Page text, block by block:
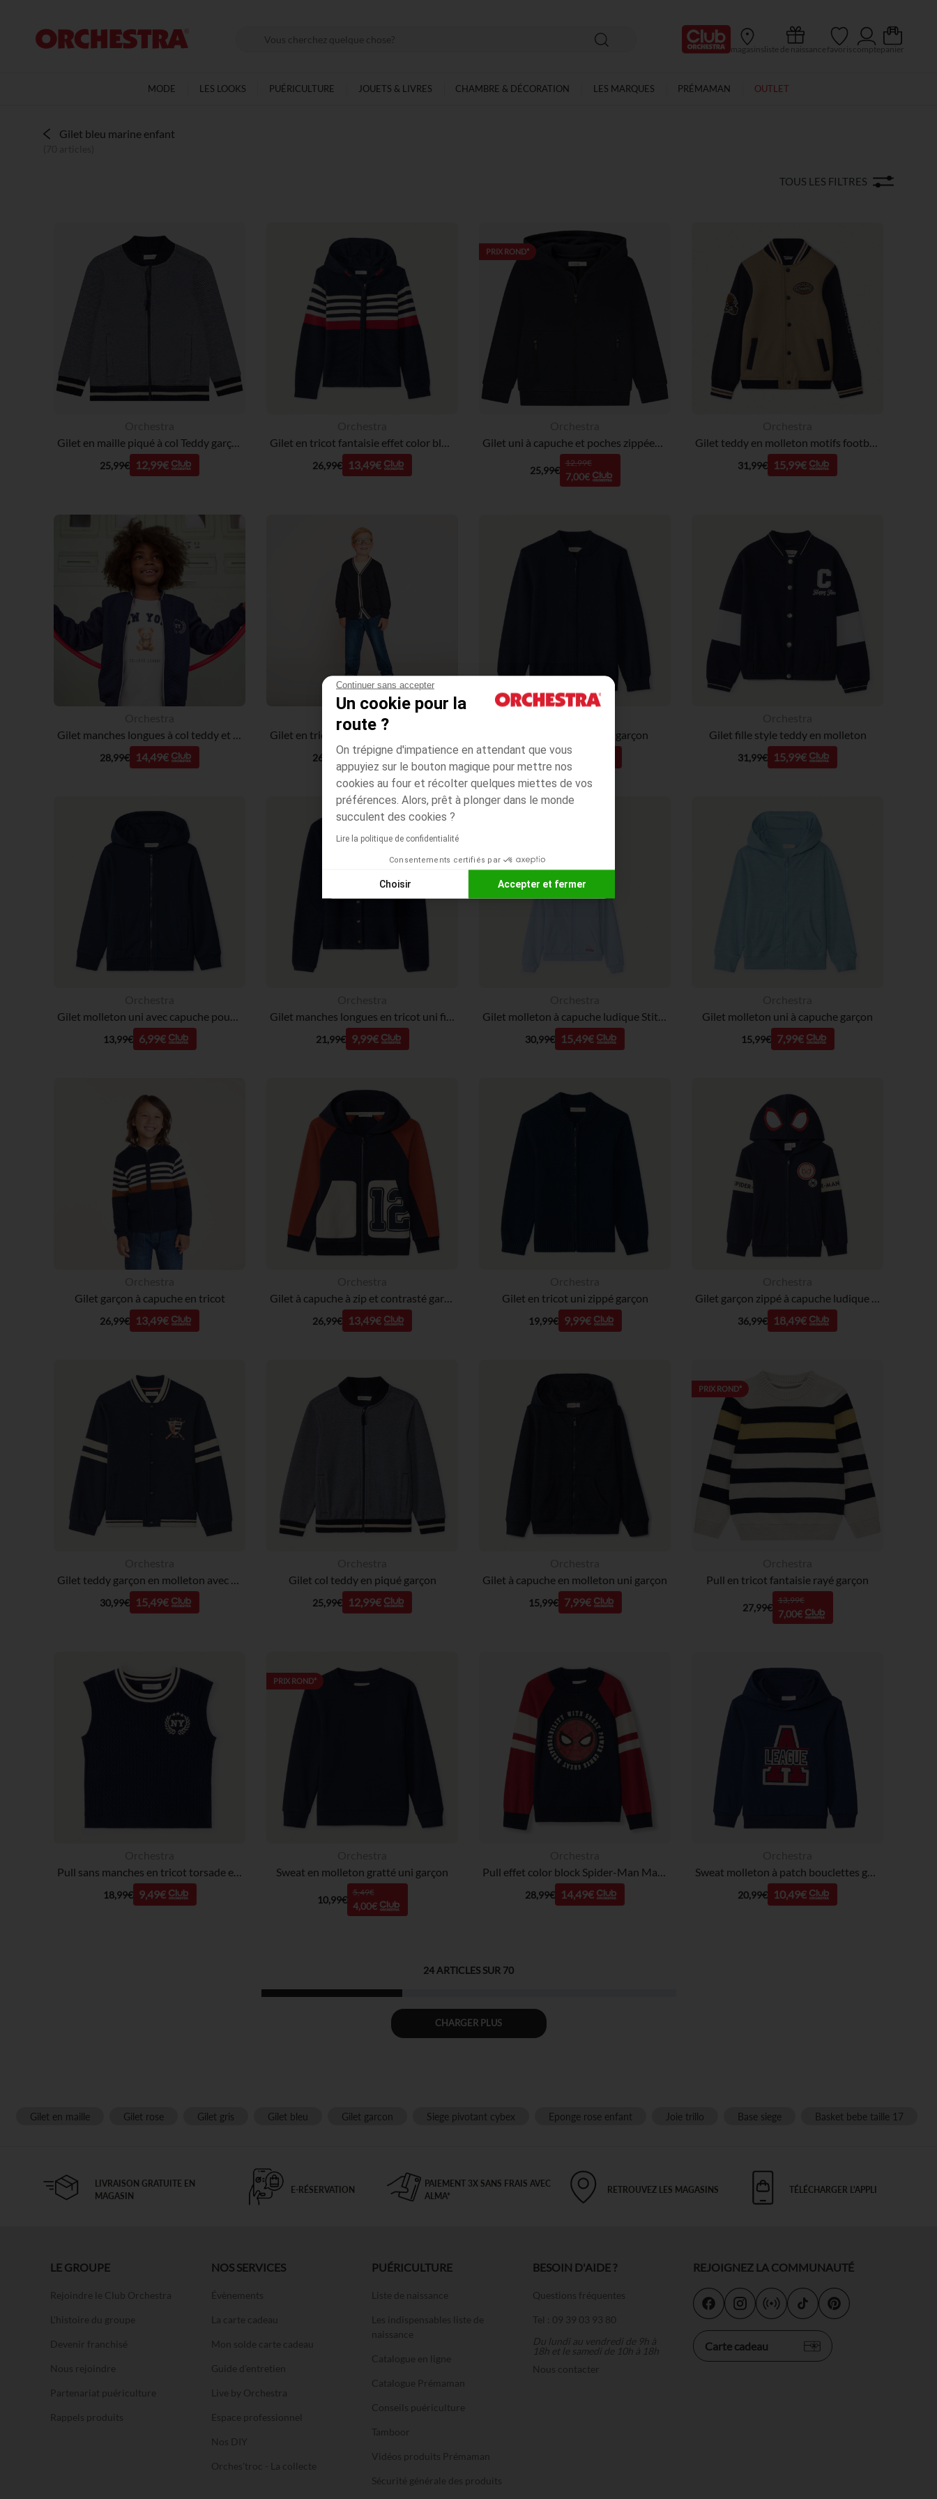
Continuer sans accepter
Un cookie pour la
route ?
On trépigne d'impatience en attendant que vous
appuyiez sur le bouton magique pour mettre nos
cookies au four et récolter quelques miettes de vos
préférences. Alors, prêt à plonger dans le monde
succulent des cookies ?
Lire la politique de confidentialité
Consentements certifiés par
Choisir Accepter et fermer
Axeptio consent
Plateforme de Gestion du Consentement : Personnalisez vos Options
Notre plateforme vous permet d'adapter et de gérer vos paramètres de confidentialité, en garantissant la conformité avec
Ma Carte Club
magasins liste de naissance favoris compte panier
MODE LES LOOKS PUÉRICULTURE JOUETS & LIVRES CHAMBRE & DÉCORATION LES MARQUES PRÉMAMAN OUTLET
Gilet bleu marine enfant
TOUS LES FILTRES
Gilet en maille piqué à col Teddy garçon
25,99€ 12,99€
Gilet en tricot fantaisie effet color block garçon
26,99€ 13,49€
PRIX ROND*
Gilet uni à capuche et poches zippées garçon
25,99€
12,99€
7,00€
Gilet teddy en molleton motifs football US garçon
31,99€ 15,99€
Gilet manches longues à col teddy et broderie fille
28,99€ 14,49€
Orchestra
26,99€ 13,49€
Gilet zippé en tricot uni garçon
19,99€ 9,99€
Gilet fille style teddy en molleton
31,99€ 15,99€
Gilet molleton uni avec capuche pour garçon
13,99€ 6,99€
Gilet manches longues en tricot uni fille
21,99€ 9,99€
Gilet molleton à capuche ludique Stitch Disney fille
30,99€ 15,49€
Gilet molleton uni à capuche garçon
15,99€ 7,99€
Gilet garçon à capuche en tricot
26,99€ 13,49€
Gilet à capuche à zip et contrasté garçon
26,99€ 13,49€
Gilet en tricot uni zippé garçon
19,99€ 9,99€
Gilet garçon zippé à capuche ludique Spider-Man Marvel
36,99€ 18,49€
Gilet teddy garçon en molleton avec broderie fantaisie
30,99€ 15,49€
Gilet col teddy en piqué garçon
25,99€ 12,99€
Gilet à capuche en molleton uni garçon
15,99€ 7,99€
PRIX ROND*
Pull en tricot fantaisie rayé garçon
27,99€
13,99€
7,00€
Pull sans manches en tricot torsade et broderie fille
18,99€ 9,49€
PRIX ROND*
Sweat en molleton gratté uni garçon
10,99€
5,49€
4,00€
Pull effet color block Spider-Man Marvel garçon
28,99€ 14,49€
Sweat molleton à patch bouclettes garçon
20,99€ 10,49€
24 ARTICLES SUR 70
CHARGER PLUS
Gilet en maille Gilet rose Gilet gris Gilet bleu Gilet garcon Siege pivotant cybex Eponge rose enfant Joie trillo Base siege Basket bebe taille 17
LIVRAISON GRATUITE EN
MAGASIN
E-RÉSERVATION
PAIEMENT 3X SANS FRAIS AVEC
ALMA*
RETROUVEZ LES MAGASINS TÉLÉCHARGER L'APPLI
LE GROUPE
Rejoindre le Club Orchestra
L'histoire du groupe
Devenir franchisé
Nous rejoindre
Partenariat puériculture
Rappels produits
NOS SERVICES
Évènements
La carte cadeau
Mon solde carte cadeau
Guide d'entretien
Live by Orchestra
Espace professionnel
Nos DIY
Orches'troc - La collecte
PUÉRICULTURE
Liste de naissance
Les indispensables liste de
naissance
Catalogue en ligne
Catalogue Prémaman
Conseils puériculture
Tamboor
Vidéos produits Prémaman
Sécurité générale des produits
BESOIN D'AIDE ?
Questions fréquentes
Tel : 09 39 03 93 80
Du lundi au vendredi de 9h à
18h et le samedi de 10h à 18h
Nous contacter
REJOIGNEZ LA COMMUNAUTÉ
Carte cadeau